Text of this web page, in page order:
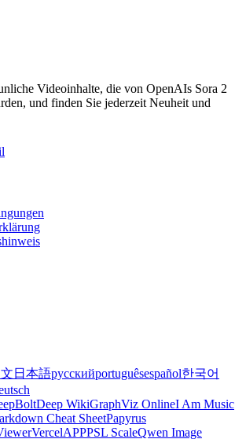
Videoinhalte, die von OpenAIs Sora 2
und finden Sie jederzeit Neuheit und
日本語русскийportuguêsespañol한국어
Deep WikiGraphViz OnlineI Am Music
Cheat SheetPapyrus
VercelAPPPSL ScaleQwen Image